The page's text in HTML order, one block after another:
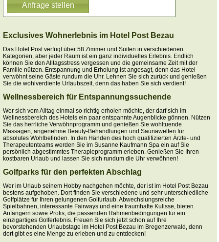
Anfrage stellen
Exclusives Wohnerlebnis im Hotel Post Bezau
Das Hotel Post verfügt über 58 Zimmer und Suiten in verschiedenen
Kategorien, aber jeder Raum ist ein ganz individuelles Erlebnis. Endlich
können Sie den Alltagsstress vergessen und die gemeinsame Zeit mit der
Familie nützen. Entspannung und Erholung ist angesagt, denn das Hotel
verwöhnt seine Gäste rundum die Uhr. Lehnen Sie sich zurück und genießen
Sie die wohlverdiente Urlaubszeit, denn das haben Sie sich verdient!
Wellnessbereich für Entspannungssuchende
Wer sich vom Alltag einmal so richtig erholen möchte, der darf sich im
Wellnessbereich des Hotels ein paar entspannte Augenblicke gönnen. Nützen
Sie das herrliche Verwöhnprogramm und genießen Sie wohltuende
Massagen, angenehme Beauty-Behandlungen und Saunawelten für
absolutes Wohlbefinden. In den Händen des hoch qualifizierten Ärzte- und
Therapeutenteams werden Sie im Susanne Kaufmann Spa ein auf Sie
persönlich abgestimmtes Therapieprogramm erleben. Genießen Sie Ihren
kostbaren Urlaub und lassen Sie sich rundum die Uhr verwöhnen!
Golfparks für den perfekten Abschlag
Wer im Urlaub seinem Hobby nachgehen möchte, der ist im Hotel Post Bezau
bestens aufgehoben. Dort finden Sie verschiedene und sehr unterschiedliche
Golfplätze für Ihren gelungenen Golfurlaub. Abwechslungsreiche
Spielbahnen, interessante Fairways und eine traumhafte Kulisse, bieten
Anfängern sowie Profis, die passenden Rahmenbedingungen für ein
einzigartiges Golferlebnis. Freuen Sie sich jetzt schon auf Ihre
bevorstehenden Urlaubstage im Hotel Post Bezau im Bregenzerwald, denn
dort gibt es eine Menge zu erleben und zu entdecken!